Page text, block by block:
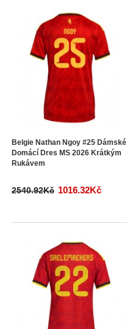
Belgie Nathan Ngoy #25 Dámské
Domácí Dres MS 2026 Krátkým
Rukávem
2540.92Kč 1016.32Kč